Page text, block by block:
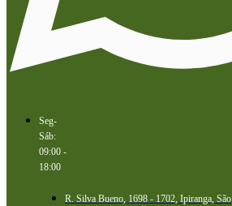
Seg-
Sáb:
09:00 -
18:00
R. Silva Bueno, 1698 - 1702, Ipiranga, São